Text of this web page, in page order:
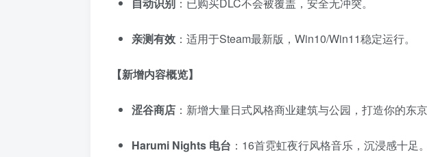
亲测有效 ：适用于Steam最新版，Win10/Win11稳定运行。
【新增内容概览】
涩谷商店 ：新增大量日式风格商业建筑与公园，打造你的东京
Harumi Nights 电台 ：16首霓虹夜行风格音乐，沉浸感十足。